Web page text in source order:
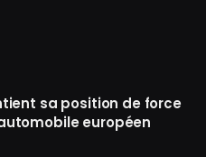
sa position de force
européen